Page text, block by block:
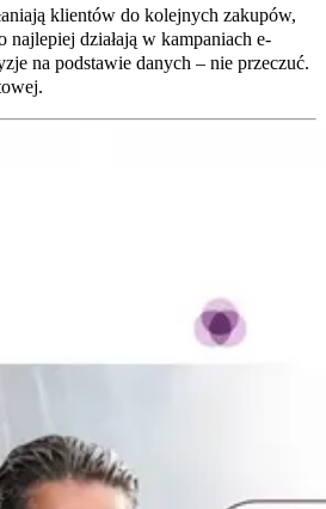
klientów do kolejnych zakupów,
najlepiej działają w kampaniach e-
na podstawie danych – nie przeczuć.